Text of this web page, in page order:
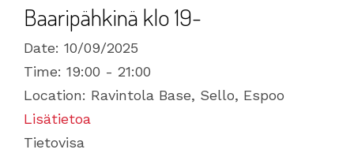
Baaripähkinä klo 19-
Date: 10/09/2025
Time: 19:00 - 21:00
Location: Ravintola Base, Sello, Espoo
Lisätietoa
Tietovisa